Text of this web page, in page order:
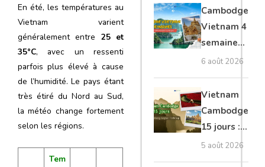
En été, les températures au
Vietnam varient
généralement entre 25 et
35°C, avec un ressenti
parfois plus élevé à cause
de l’humidité. Le pays étant
très étiré du Nord au Sud,
la météo change fortement
selon les régions.
Tem
loop en
moto, Ninh
Binh, Lan
Cambodge
Vietnam 4
semaines :
Angkor,
Tonkin
secret &
Mékong
6 août 2026
Vietnam
Cambodge
15 jours :
Hanoi,
Mékong,
5 août 2026